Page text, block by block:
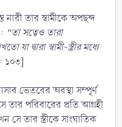
নারী তার স্বামীকে অপছন্দ
“তা সত্বেও তারা
দ্বারা স্বামী-স্ত্রীর মধ্যে
১০৩]
ভেতরের অবস্থা সম্পূর্ণ
তার পরিবারের প্রতি আগ্রহী
সে তার স্ত্রীকে সাংঘাতিক